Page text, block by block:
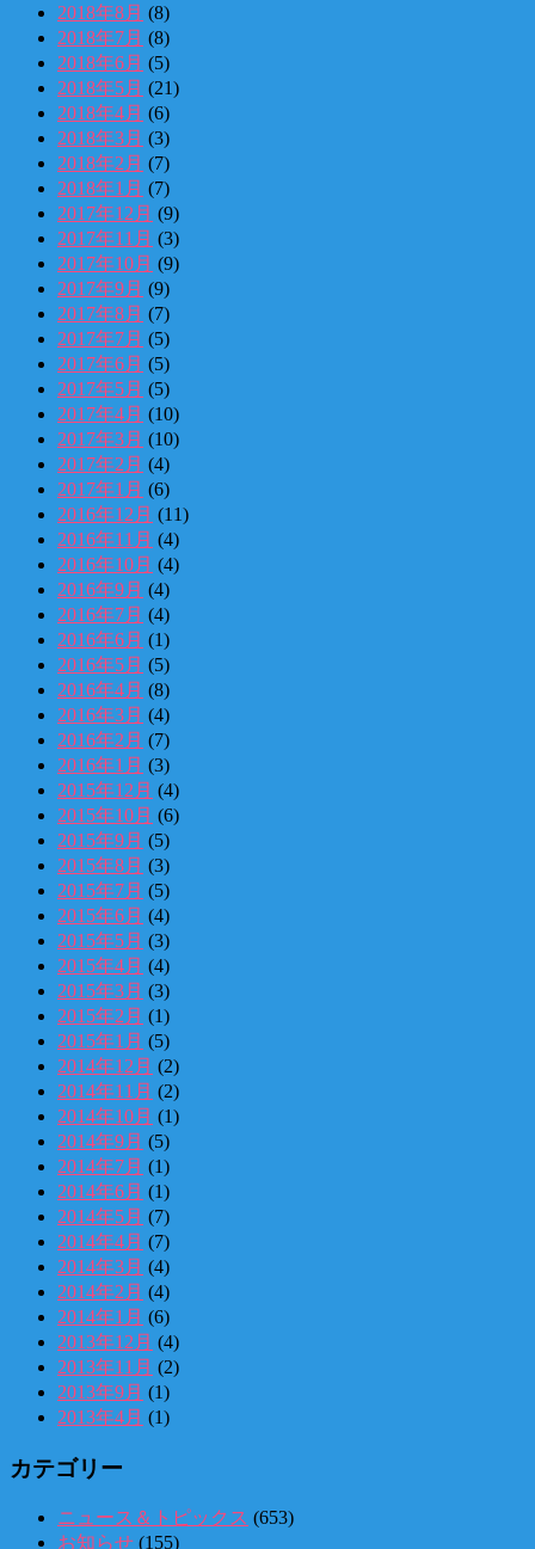
2018年8月 (8)
2018年7月 (8)
2018年6月 (5)
2018年5月 (21)
2018年4月 (6)
2018年3月 (3)
2018年2月 (7)
2018年1月 (7)
2017年12月 (9)
2017年11月 (3)
2017年10月 (9)
2017年9月 (9)
2017年8月 (7)
2017年7月 (5)
2017年6月 (5)
2017年5月 (5)
2017年4月 (10)
2017年3月 (10)
2017年2月 (4)
2017年1月 (6)
2016年12月 (11)
2016年11月 (4)
2016年10月 (4)
2016年9月 (4)
2016年7月 (4)
2016年6月 (1)
2016年5月 (5)
2016年4月 (8)
2016年3月 (4)
2016年2月 (7)
2016年1月 (3)
2015年12月 (4)
2015年10月 (6)
2015年9月 (5)
2015年8月 (3)
2015年7月 (5)
2015年6月 (4)
2015年5月 (3)
2015年4月 (4)
2015年3月 (3)
2015年2月 (1)
2015年1月 (5)
2014年12月 (2)
2014年11月 (2)
2014年10月 (1)
2014年9月 (5)
2014年7月 (1)
2014年6月 (1)
2014年5月 (7)
2014年4月 (7)
2014年3月 (4)
2014年2月 (4)
2014年1月 (6)
2013年12月 (4)
2013年11月 (2)
2013年9月 (1)
2013年4月 (1)
カテゴリー
ニュース＆トピックス (653)
お知らせ (155)